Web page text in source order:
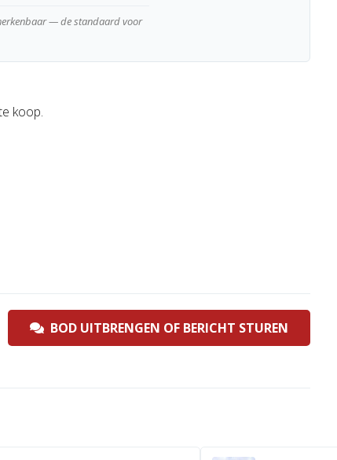
— de standaard voor
koop.
BOD UITBRENGEN OF BERICHT STUREN